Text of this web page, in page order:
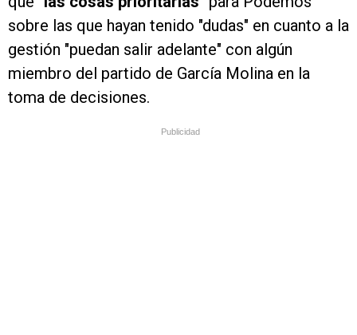
sobre las que hayan tenido "dudas" en cuanto a la
gestión "puedan salir adelante" con algún
miembro del partido de García Molina en la
toma de decisiones.
Publicidad